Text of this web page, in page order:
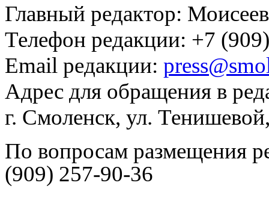
Главный редактор:
Телефон редакции: +7
Email редакции:
Адрес для обращения в
г. Смоленск, ул.
По вопросам размещения
(909) 257-90-36